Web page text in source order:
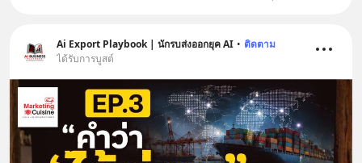
Ai Export Playbook | นักรบส่งออกยุค AI • ติดตาม
ได้รับการบูสต์